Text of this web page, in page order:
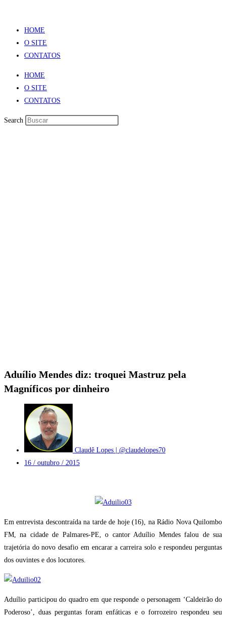
HOME
O SITE
CONTATOS
HOME
O SITE
CONTATOS
Search
Aduílio Mendes diz: troquei Mastruz pela
Magníficos por dinheiro
Claudê Lopes | @claudelopes70
16 / outubro / 2015
Em entrevista descontraída na tarde de hoje (16), na Rádio Nova Quilombo
FM, na cidade de Palmares-PE, o cantor Aduílio Mendes falou de sua
trajetória do novo desafio em encarar a carreira solo e respondeu perguntas
dos ouvintes e dos locutores.
Aduílio participou do quadro em que responde o personagem ‘Caldeirão do
Poderoso’, duas perguntas foram enfáticas e o forrozeiro respondeu seu